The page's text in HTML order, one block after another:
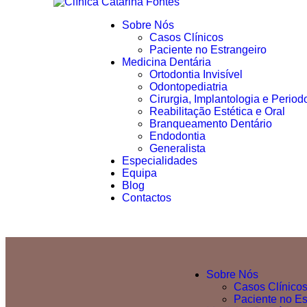
Sobre Nós
Casos Clínicos
Paciente no Estrangeiro
Medicina Dentária
Ortodontia Invisível
Odontopediatria
Cirurgia, Implantologia e
Reabilitação Estética e Oral
Branqueamento Dentário
Endodontia
Generalista
Especialidades
Equipa
Blog
Contactos
Sobre Nós
Casos Clínicos
Paciente no